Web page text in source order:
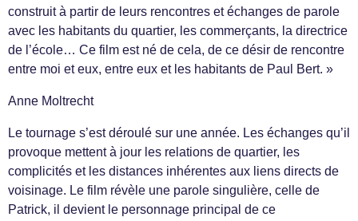
construit à partir de leurs rencontres et échanges de parole
avec les habitants du quartier, les commerçants, la directrice
de l’école… Ce film est né de cela, de ce désir de rencontre
entre moi et eux, entre eux et les habitants de Paul Bert. »
Anne Moltrecht
Le tournage s’est déroulé sur une année. Les échanges qu’il
provoque mettent à jour les relations de quartier, les
complicités et les distances inhérentes aux liens directs de
voisinage. Le film révèle une parole singulière, celle de
Patrick, il devient le personnage principal de ce